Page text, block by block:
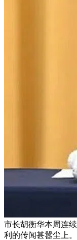
市长胡衡华本周连
利的传闻甚嚣尘上。